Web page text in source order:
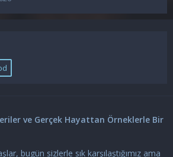
ve Gerçek Hayattan Örneklerle Bir
bugün sizlerle sık karşılaştığımız ama